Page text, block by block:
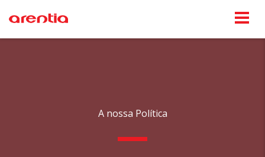
A nossa Política